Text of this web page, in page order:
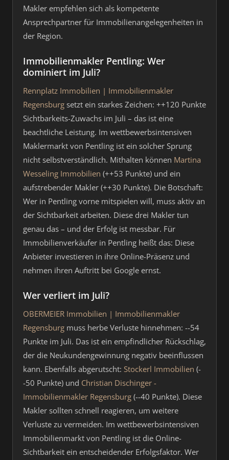
Makler empfehlen sich als kompetente
Ansprechpartner für Immobilienangelegenheiten in
der Region.
Immobilienmakler Pentling: Wer
dominiert im Juli?
Rennplatz Immobilien | Immobilienmakler
Regensburg setzt ein starkes Zeichen: ++120 Punkte
Sichtbarkeits-Zuwachs im Juli – das ist eine
beachtliche Leistung. Im wettbewerbsintensiven
Maklermarkt von Pentling ist ein solcher Sprung
nicht selbstverständlich. Mithalten können Martina
Wesseling Immobilien (++53 Punkte) und ein
aufstrebender Makler (++30 Punkte). Die Botschaft:
Wer in Pentling vorne mitspielen will, muss aktiv an
der Sichtbarkeit arbeiten. Diese drei Makler tun
genau das – und der Erfolg ist messbar. Für
Immobilienverkäufer in Pentling heißt das: Diese
Anbieter investieren in ihre Online-Präsenz und
nehmen ihren Auftritt bei Google ernst.
Wer verliert im Juli?
OBERMEIER Immobilien | Immobilienmakler
Regensburg muss herbe Verluste hinnehmen: --54
Punkte im Juli. Das ist ein empfindlicher Rückschlag,
der die Neukundengewinnung negativ beeinflussen
kann. Ebenfalls abgerutscht: Stockerl Immobilien (-
-50 Punkte) und Christian Dischinger -
Immobilienmakler Regensburg (--40 Punkte). Diese
Makler sollten schnell reagieren, um weitere
Verluste zu vermeiden. Im wettbewerbsintensiven
Immobilienmarkt von Pentling ist die Online-
Sichtbarkeit ein entscheidender Erfolgsfaktor. Wer